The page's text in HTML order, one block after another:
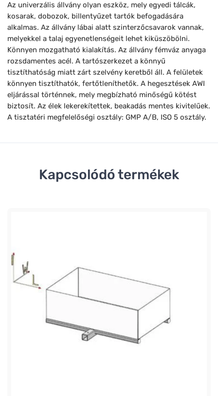
Az univerzális állvány olyan eszköz, mely egyedi tálcák,
kosarak, dobozok, billentyűzet tartók befogadására
alkalmas. Az állvány lábai alatt szinterzőcsavarok vannak,
melyekkel a talaj egyenetlenségeit lehet kiküszöbölni.
Könnyen mozgatható kialakítás. Az állvány fémváz anyaga
rozsdamentes acél. A tartószerkezet a könnyű
tisztíthatóság miatt zárt szelvény keretből áll. A felületek
könnyen tisztíthatók, fertőtleníthetők. A hegesztések AWI
eljárással történnek, mely megbízható minőségű kötést
biztosít. Az élek lekerekítettek, beakadás mentes kivitelűek.
A tisztatéri megfelelőségi osztály: GMP A/B, ISO 5 osztály.
Kapcsolódó termékek